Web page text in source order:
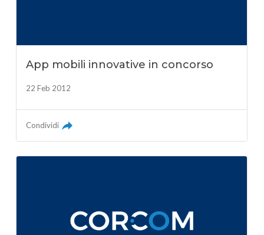
App mobili innovative in concorso
22 Feb 2012
Condividi